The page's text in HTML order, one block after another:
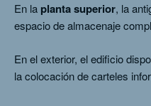
En la planta superior, la
espacio de almacenaje
En el exterior, el edificio
la colocación de carteles